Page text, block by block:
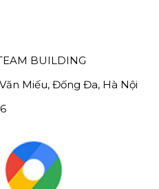
BUILDING
Miếu, Đống Đa, Hà Nội